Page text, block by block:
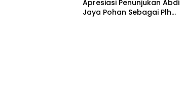
Apresiasi Penunjukan Abdi
Jaya Pohan Sebagai Plh